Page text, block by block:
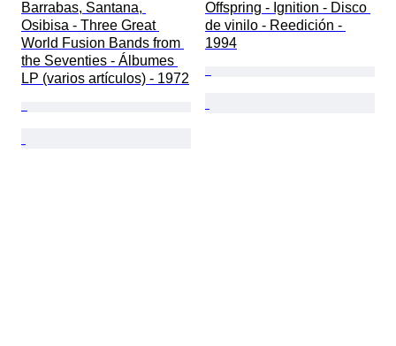
Barrabas, Santana,
Osibisa - Three Great
World Fusion Bands from
the Seventies - Álbumes
LP (varios artículos) - 1972
Offspring - Ignition - Disco
de vinilo - Reedición -
1994